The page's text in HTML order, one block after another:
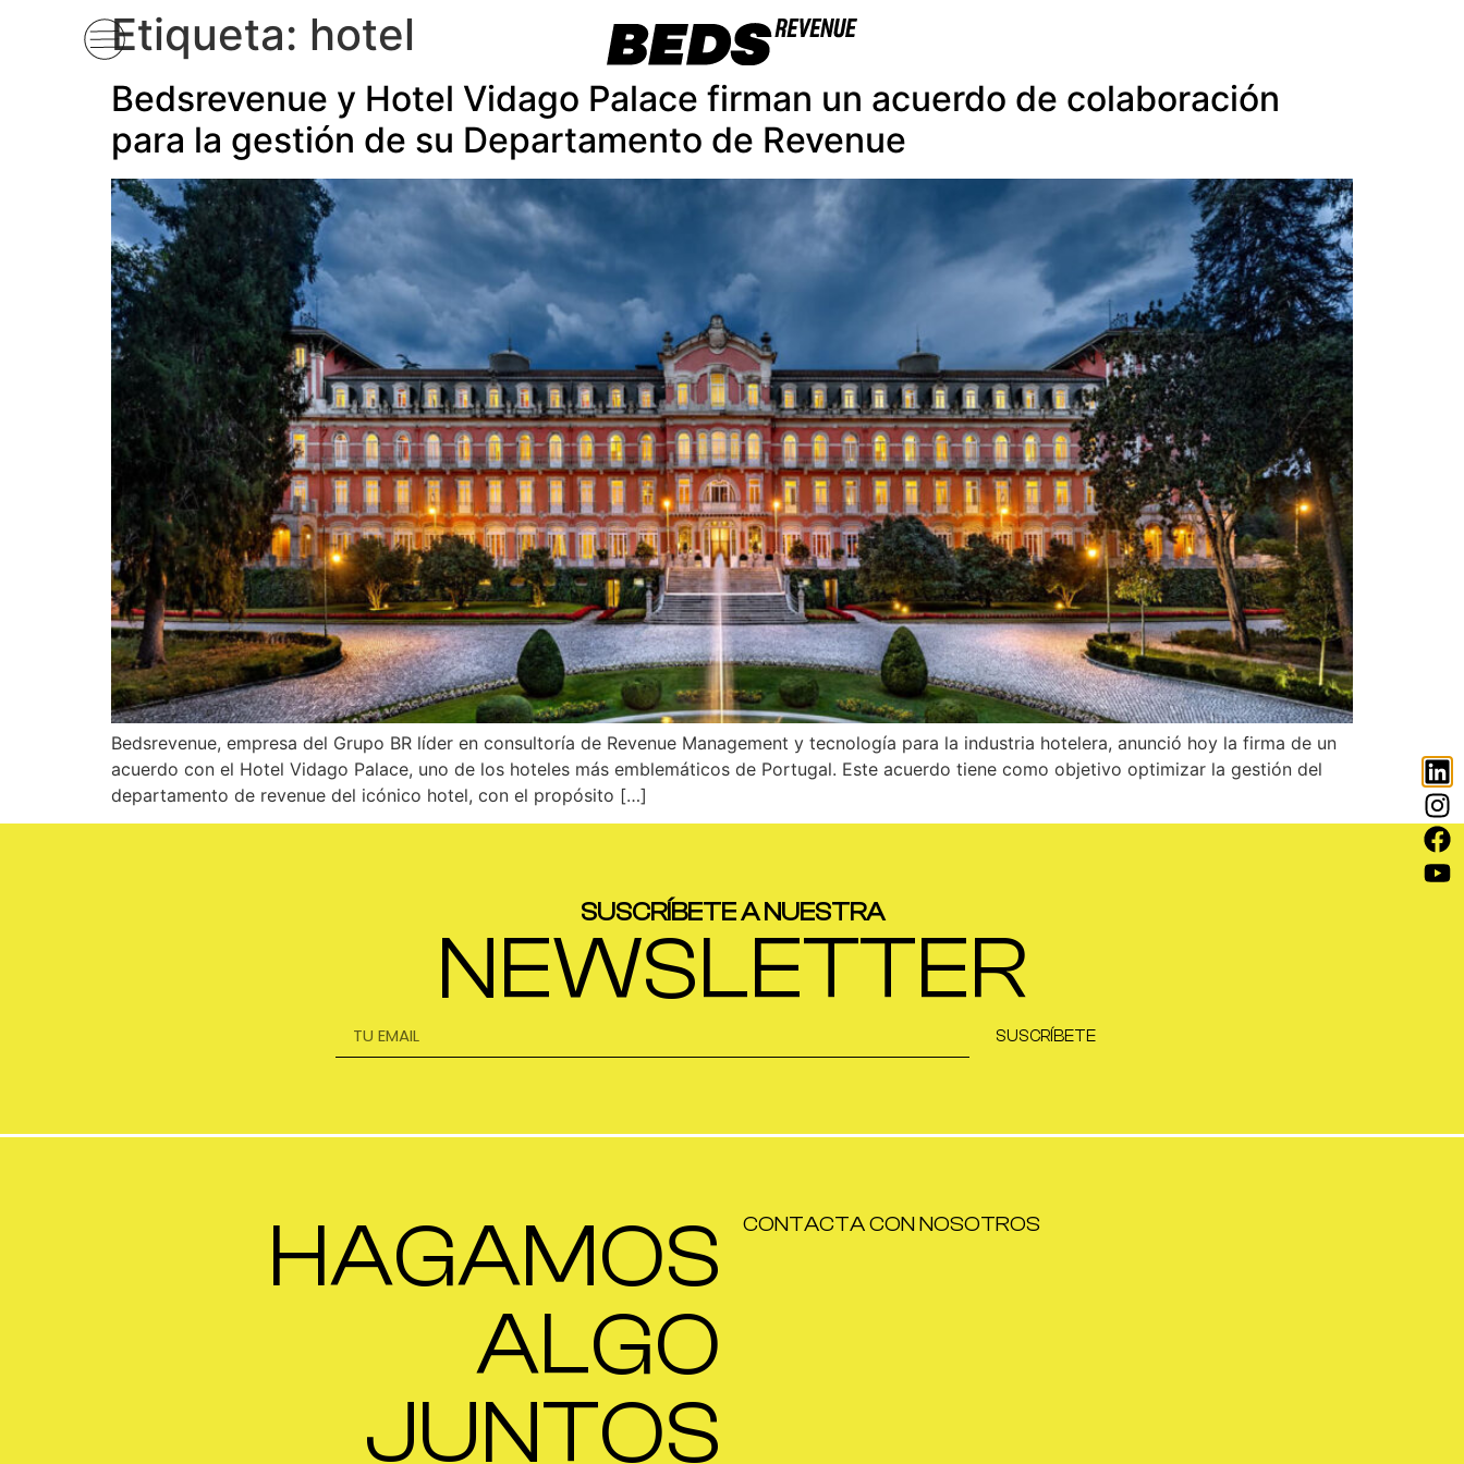
Etiqueta: hotel
Bedsrevenue y Hotel Vidago Palace firman un acuerdo de colaboración
para la gestión de su Departamento de Revenue
Bedsrevenue, empresa del Grupo BR líder en consultoría de Revenue Management y tecnología para la industria hotelera, anunció hoy la firma de un
acuerdo con el Hotel Vidago Palace, uno de los hoteles más emblemáticos de Portugal. Este acuerdo tiene como objetivo optimizar la gestión del
departamento de revenue del icónico hotel, con el propósito […]
SUSCRÍBETE A NUESTRA
NEWSLETTER
SUSCRÍBETE
HAGAMOS
ALGO
JUNTOS
CONTACTA CON NOSOTROS